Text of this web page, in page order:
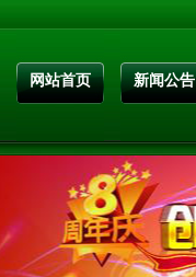
网站首页 新闻公告